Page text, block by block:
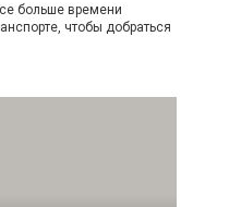
больше времени
чтобы добраться